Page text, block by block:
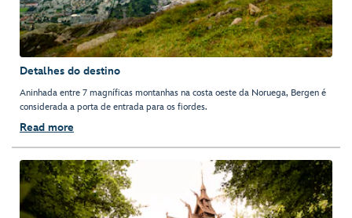
Detalhes do destino
Aninhada entre 7 magníficas montanhas na costa oeste da Noruega, Bergen é
considerada a porta de entrada para os fiordes.
Read more